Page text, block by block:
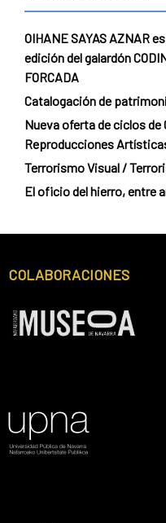
OIHANE SAYAS AZNAR
edición del galardón
FORCADA
Catalogación de
Nueva oferta de ciclos
Reproducciones
Terrorismo Visual /
El oficio del hierro, entre
COLABORACIONES